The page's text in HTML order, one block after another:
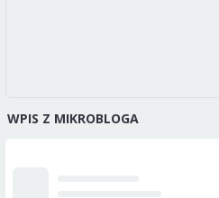
WPIS Z MIKROBLOGA